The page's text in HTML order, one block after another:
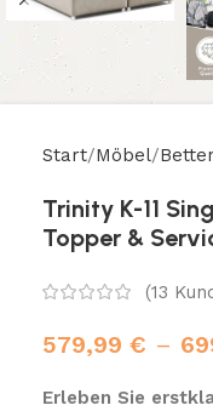
Start Möbel
Trinity K-11
Topper &
(13
579,99 € –
Erleben Sie